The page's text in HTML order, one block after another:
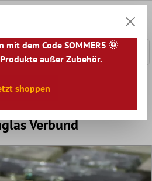
Mosaikfliesen Grün
Verbund
mit dem Code SOMMER5 🌞
außer Zubehör.
shoppen